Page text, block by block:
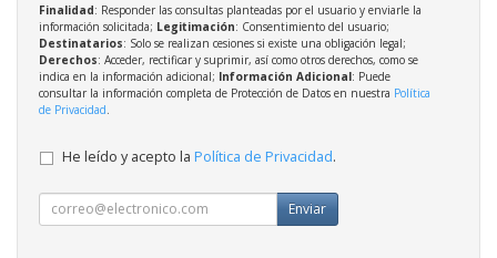
Finalidad: Responder las consultas planteadas por el usuario y enviarle la
información solicitada; Legitimación: Consentimiento del usuario;
Destinatarios: Solo se realizan cesiones si existe una obligación legal;
Derechos: Acceder, rectificar y suprimir, así como otros derechos, como se
indica en la información adicional; Información Adicional: Puede
consultar la información completa de Protección de Datos en nuestra Política
de Privacidad
He leído y acepto la Política de Privacidad.
Enviar